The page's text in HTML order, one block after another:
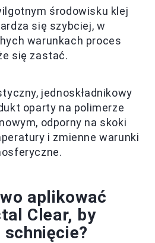
środowisku klej
się szybciej, w
warunkach proces
się zastać.
jednoskładnikowy
oparty na polimerze
odporny na skoki
i zmienne warunki
aplikować
Clear, by